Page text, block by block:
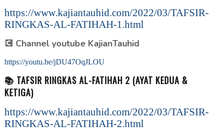
https://www.kajiantauhid.com/2022/03/TAFSIR-
RINGKAS-AL-FATIHAH-1.html
💽 Channel youtube KajianTauhid
https://youtu.be/jDU47OqJLOU
📚 TAFSIR RINGKAS AL-FATIHAH 2 (AYAT KEDUA &
KETIGA)
https://www.kajiantauhid.com/2022/03/TAFSIR-
RINGKAS-AL-FATIHAH-2.html